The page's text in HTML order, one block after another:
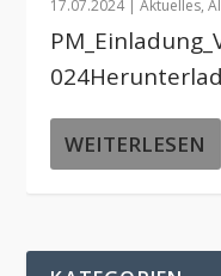
17.07.2024|Aktuelles,
WEITERLESEN